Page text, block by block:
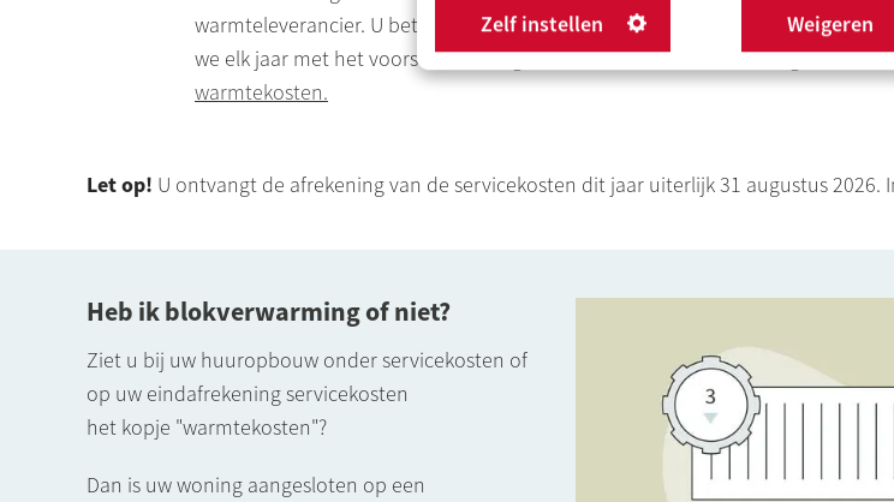
Zelf instellen Weigeren
warmteleverancier. U betaalt elke maand een voorschot voor de warmte
we elk jaar met het voorschotbedrag dat u heeft betaald. U ontvangt
warmtekosten.
Let op! U ontvangt de afrekening van de servicekosten dit jaar uiterlijk 31 augustus
Heb ik blokverwarming of niet?
Ziet u bij uw huuropbouw onder servicekosten of
op uw eindafrekening servicekosten
het kopje "warmtekosten"?
Dan is uw woning aangesloten op een